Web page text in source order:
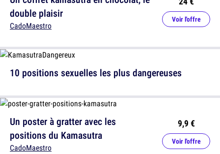
double plaisir
CadoMaestro
Voir l'offre
Un poster à gratter avec les
positions du Kamasutra
CadoMaestro
9,9 €
Voir l'offre
10 positions sexuelles les plus dangereuses